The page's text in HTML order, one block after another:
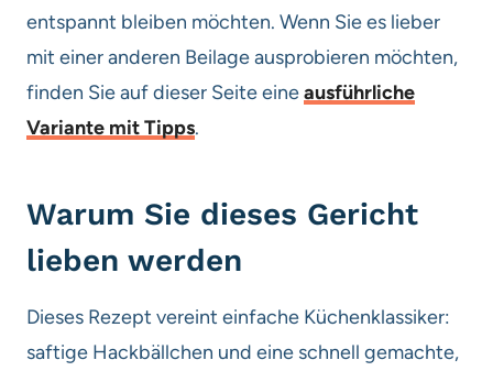
entspannt bleiben möchten. Wenn Sie es lieber
mit einer anderen Beilage ausprobieren möchten,
finden Sie auf dieser Seite eineausführliche
Variante mit Tipps.
Warum Sie dieses Gericht
lieben werden
Dieses Rezept vereint einfache Küchenklassiker:
saftige Hackbällchen und eine schnell gemachte,